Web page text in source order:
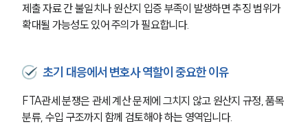
제출 자료 간 불일치나 원산지 입증 부족이 발생하면 추징 범위가
확대될 가능성도 있어 주의가 필요합니다.
초기 대응에서 변호사 역할이 중요한 이유
FTA관세 분쟁은 관세 계산 문제에 그치지 않고 원산지 규정, 품목
분류, 수입 구조까지 함께 검토해야 하는 영역입니다.